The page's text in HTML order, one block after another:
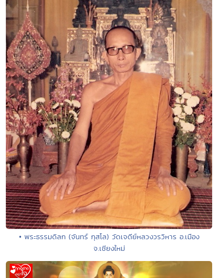
• พระธรรมดิลก (จันทร์ กุสโล) วัดเจดีย์หลวงวรวิหาร อ.เมือง
จ.เชียงใหม่